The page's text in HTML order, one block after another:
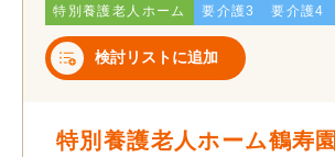
特別養護老人ホーム 要介護3 要介護4
検討リストに追加
特別養護老人ホーム鶴寿園